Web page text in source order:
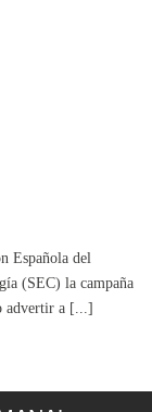
Española del
(SEC) la campaña
advertir a [...]